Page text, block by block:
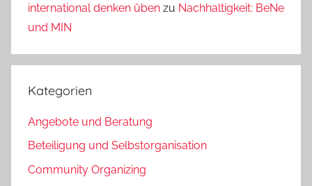
international denken üben zu Nachhaltigkeit: BeNe
und MIN
Kategorien
Angebote und Beratung
Beteiligung und Selbstorganisation
Community Organizing